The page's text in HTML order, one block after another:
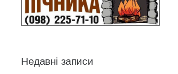
Недавні записи